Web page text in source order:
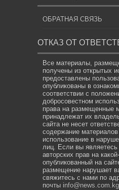
ОБРАТНАЯ СВЯЗЬ
ОТКАЗ ОТ
Все материалы,
получены из открытых
предоставлены
опубликованы в
соответствии с
добросовестном
права на размещенные
принадлежат их
сайта не несет
содержание
использование в
лиц. Если вы
авторских прав на
опубликованный на
размещение нарушает
свяжитесь с нами по
почты info@news.com.kg